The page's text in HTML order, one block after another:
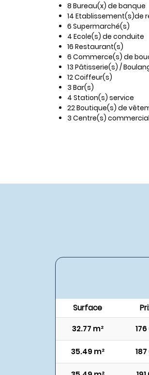
8 Bureau(x) de banque
14 Etablissement(s)de
6 Supermarché(s)
4 Ecole(s) de conduite
16 Restaurant(s)
6 Commerce(s) de
13 Pâtisserie(s) /
12 Coiffeur(s)
3 Bar(s)
4 Station(s) service
22 Boutique(s) de
3 Centre(s)
Surface
32.77 m²
35.49 m²